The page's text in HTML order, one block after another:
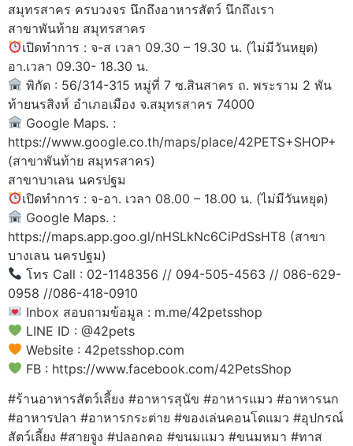
สมุทรสาคร ครบวงจร นึกถึงอาหารสัตว์ นึกถึงเรา
สาขาพันท้าย สมุทรสาคร
เปิดทำการ : จ-ส เวลา 09.30 – 19.30 น. (ไม่มีวันหยุด)
อา.เวลา 09.30- 18.30 น.
พิกัด : 56/314-315 หมู่ที่ 7 ซ.สินสาคร ถ. พระราม 2 พัน
ท้ายนรสิงห์ อำเภอเมือง จ.สมุทรสาคร 74000
Google Maps. :
https://www.google.co.th/maps/place/42PETS+SHOP+
(สาขาพันท้าย สมุทรสาคร)
สาขาบาเลน นครปฐม
เปิดทำการ : จ-อา. เวลา 08.00 – 18.00 น. (ไม่มีวันหยุด)
Google Maps. :
https://maps.app.goo.gl/nHSLkNc6CiPdSsHT8 (สาขา
บางเลน นครปฐม)
โทร Call : 02-1148356 // 094-505-4563 // 086-629-
0958 //086-418-0910
Inbox สอบถามข้อมูล : m.me/42petsshop
LINE ID : @42pets
Website : 42petsshop.com
FB : https://www.facebook.com/42PetsShop
#ร้านอาหารสัตว์เลี้ยง #อาหารสุนัข #อาหารแมว #อาหารนก
#อาหารปลา #อาหารกระต่าย #ของเล่นคอนโดแมว #อุปกรณ์
สัตว์เลี้ยง #สายจูง #ปลอกคอ #ขนมแมว #ขนมหมา #ทาส